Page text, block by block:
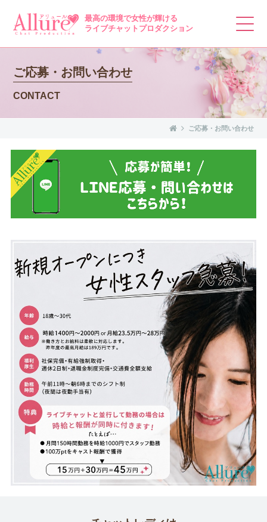
ご応募・お問い合わせ
CONTACT
最高の環境で女性が輝ける
ライブチャットプロダクション
ご応募・お問い合わせ